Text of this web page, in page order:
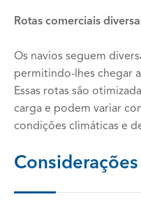
Rotas comerciais
Os navios seguem
permitindo-lhes chegar
Essas rotas são
carga e podem variar
condições climáticas e